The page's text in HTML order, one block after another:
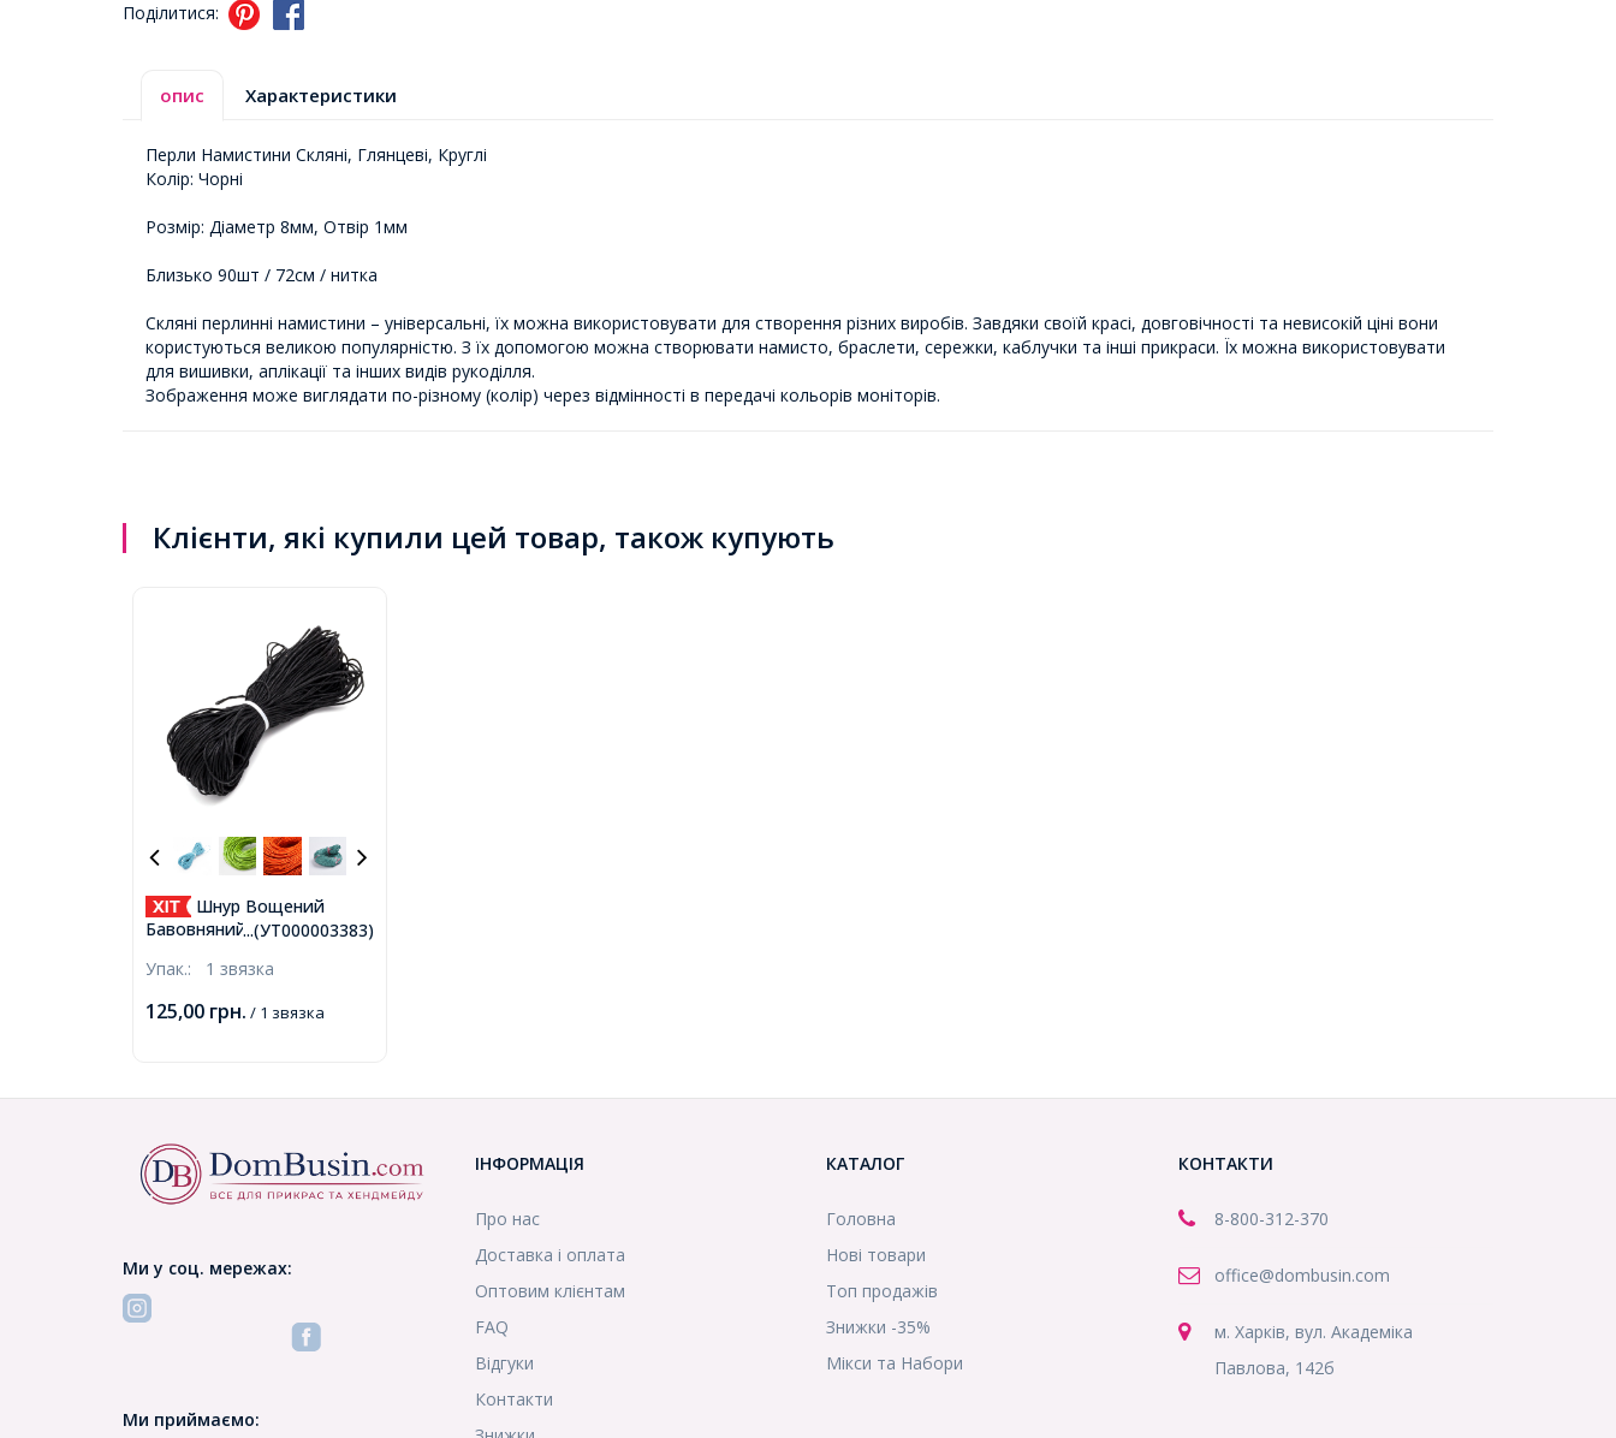
Поділитися:
опис Характеристики
Перли Намистини Скляні, Глянцеві, Круглі
Колір: Чорні
Розмір: Діаметр 8мм, Отвір 1мм
Близько 90шт / 72см / нитка
Скляні перлинні намистини – універсальні, їх можна використовувати для створення різних виробів. Завдяки своїй красі, довговічності та невисокій ціні вони
користуються великою популярністю. З їх допомогою можна створювати намисто, браслети, сережки, каблучки та інші прикраси. Їх можна використовувати
для вишивки, аплікації та інших видів рукоділля.
Зображення може виглядати по-різному (колір) через відмінності в передачі кольорів моніторів.
Клієнти, які купили цей товар, також купують
...(УТ000003383)
Шнур Вощений
Бавовняний для плетіння,
Чорний, 1мм, близько 60-
Упак.: 1 звязка
125,00 грн. / 1 звязка
Ми у соц. мережах:
Ми приймаємо:
ІНФОРМАЦІЯ
Про нас
Доставка і оплата
Оптовим клієнтам
FAQ
Відгуки
Контакти
КАТАЛОГ
Головна
Нові товари
Топ продажів
Знижки -35%
Мікси та Набори
КОНТАКТИ
8-800-312-370
office@dombusin.com
м. Харків, вул. Академіка
Павлова, 142б